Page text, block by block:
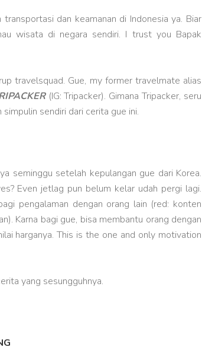
dan keamanan di Indonesia ya. Biar
wisata di negara sendiri. I trust you Bapak
travelsquad. Gue, my former travelmate alias
(IG: Tripacker). Gimana Tripacker, seru
sendiri dari cerita gue ini.
seminggu setelah kepulangan gue dari Korea.
Even jetlag pun belum kelar udah pergi lagi.
pengalaman dengan orang lain (red: konten
Karna bagi gue, bisa membantu orang dengan
harganya. This is the one and only motivation
yang sesungguhnya.